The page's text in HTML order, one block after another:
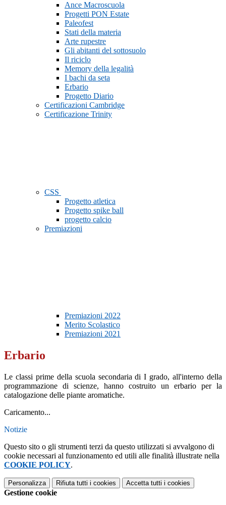
Ance Macroscuola
Progetti PON Estate
Paleofest
Stati della materia
Arte rupestre
Gli abitanti del sottosuolo
Il riciclo
Memory della legalità
I bachi da seta
Erbario
Progetto Diario
Certificazioni Cambridge
Certificazione Trinity
CSS
Progetto atletica
Progetto spike ball
progetto calcio
Premiazioni
Premiazioni 2022
Merito Scolastico
Premiazioni 2021
Erbario
Le classi prime della scuola secondaria di I grado, all'interno della
programmazione di scienze, hanno costruito un erbario per la
catalogazione delle piante aromatiche.
Caricamento...
Notizie
Questo sito o gli strumenti terzi da questo utilizzati si avvalgono di
cookie necessari al funzionamento ed utili alle finalità illustrate nella
COOKIE POLICY.
Personalizza Rifiuta tutti i cookies Accetta tutti i cookies
Gestione cookie